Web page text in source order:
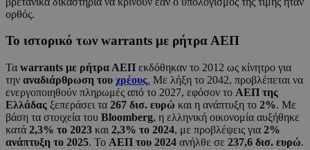
ορθός.
Το ιστορικό των warrants με ρήτρα ΑΕΠ
Τα warrants με ρήτρα ΑΕΠ εκδόθηκαν το 2012 ως κίνητρο για
την αναδιάρθρωση του χρέους. Με λήξη το 2042, προβλέπεται να
ενεργοποιηθούν πληρωμές από το 2027, εφόσον το ΑΕΠ της
Ελλάδας ξεπεράσει τα 267 δισ. ευρώ και η ανάπτυξη το 2%. Με
βάση τα στοιχεία του Bloomberg, η ελληνική οικονομία αυξήθηκε
κατά 2,3% το 2023 και 2,3% το 2024, με προβλέψεις για 2%
ανάπτυξη το 2025. Το ΑΕΠ του 2024 ανήλθε σε 237,6 δισ. ευρώ.